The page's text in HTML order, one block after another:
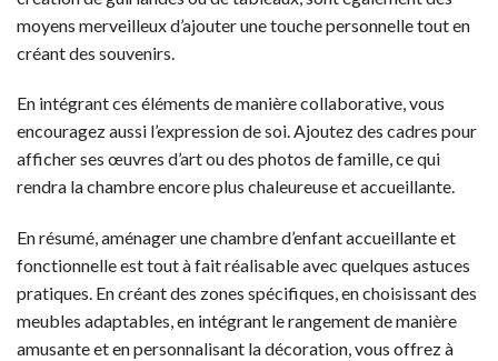
moyens merveilleux d’ajouter une touche personnelle tout en
créant des souvenirs.
En intégrant ces éléments de manière collaborative, vous
encouragez aussi l’expression de soi. Ajoutez des cadres pour
afficher ses œuvres d’art ou des photos de famille, ce qui
rendra la chambre encore plus chaleureuse et accueillante.
En résumé, aménager une chambre d’enfant accueillante et
fonctionnelle est tout à fait réalisable avec quelques astuces
pratiques. En créant des zones spécifiques, en choisissant des
meubles adaptables, en intégrant le rangement de manière
amusante et en personnalisant la décoration, vous offrez à